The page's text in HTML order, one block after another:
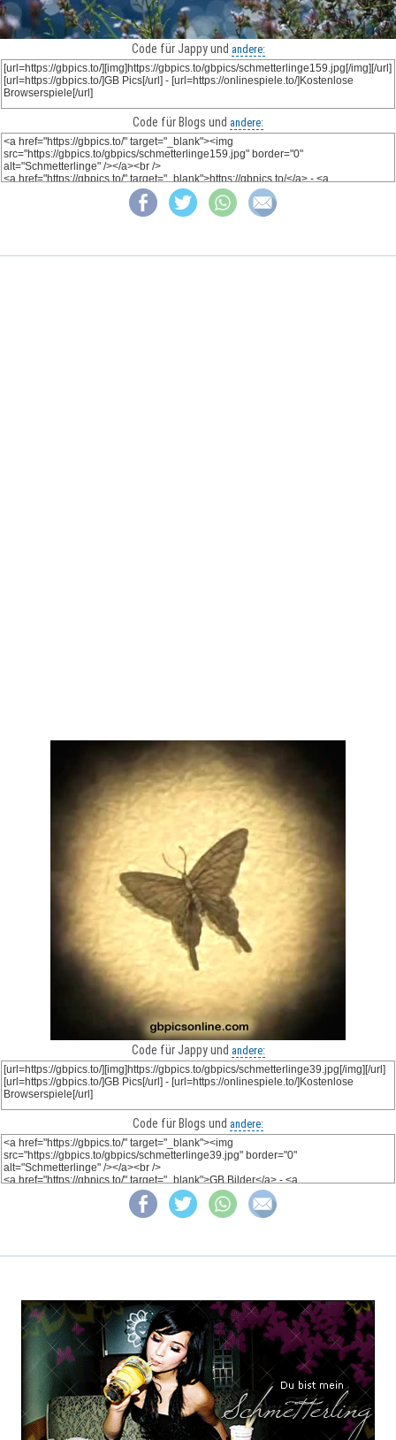
Code für Jappy und andere:
Code für Blogs und andere:
Code für Jappy und andere:
Code für Blogs und andere: